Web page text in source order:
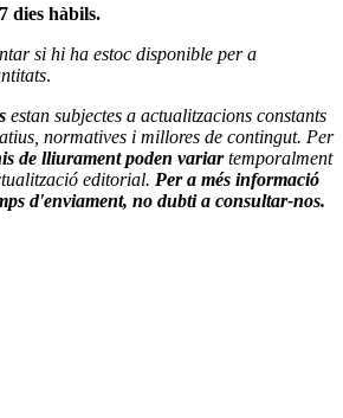
dies hàbils.
si hi ha estoc disponible per a
.
estan subjectes a actualitzacions constants
normatives i millores de contingut. Per
de lliurament poden variartemporalment
editorial. Per a més informació
d'enviament, no dubti a consultar-nos.